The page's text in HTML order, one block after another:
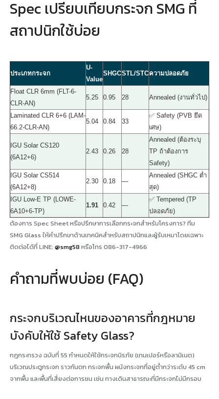
Spec เปรียบเทียบกระจก SMG ที่
สถาปนิกใช้บ่อย
ประเภทกระจก
U-
Value
SHGCSTL/STCความปลอดภัย
Float CLR 6mm (FLT-6-
CLR-AN)
5.25 0.95 28 Annealed (งานทั่วไป)
Laminated CLR 6+6 (LAM-
66.2-CLR-AN)
5.04 0.84 33
✅ Safety (PVB ยึด
เศษ)
IGU Solar CS120
(6A12+6)
2.43 0.26 28
Annealed (ต้องระบุ
TP ถ้าต้องการ
Safety)
IGU Solar CS514
(6A12+8)
2.30 0.18 —
Annealed (SHGC ต่ำ
สุด)
IGU Low-E TP (LOWE-
6A10+6-TP)
1.91 0.42 —
✅ Tempered (TP
ปลอดภัย)
ต้องการ Spec Sheet หรือปรึกษาการเลือกกระจกสำหรับโครงการ? ทีม
SMG Glass ให้คำปรึกษาด้านเทคนิคสำหรับสถาปนิกและผู้รับเหมาโดยเฉพาะ
ติดต่อได้ที่ LINE: @smg58 หรือโทร 086-317-4966
คำถามที่พบบ่อย (FAQ)
กระจกบริเวณไหนของอาคารที่กฎหมาย
บังคับให้ใช้ Safety Glass?
กฎกระทรวง ฉบับที่ 55 กำหนดให้ใช้กระจกนิรภัย (เทมเปอร์หรือลามิเนต)
บริเวณประตูกระจก ราวกันตก กระจกพื้น ผนังกระจกที่อยู่ต่ำกว่าระดับ 45 cm
จากพื้น และพื้นที่เสี่ยงต่อการชน เช่น ทางเดินสาธารณะที่มีกระจกไม่มีกรอบ